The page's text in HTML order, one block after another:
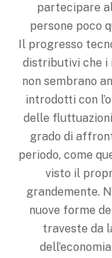
partecipare
persone poco
Il progresso
distributivi che i
non sembrano
introdotti con
delle
grado di
periodo, come
visto il
grandemente.
nuove forme
traveste da